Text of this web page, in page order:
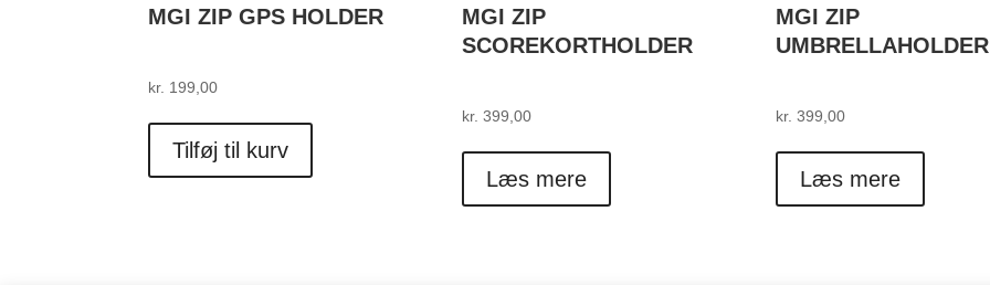
MGI ZIP GPS HOLDER
kr. 199,00
Tilføj til kurv
MGI ZIP
SCOREKORTHOLDER
kr. 399,00
Læs mere
MGI ZIP
UMBRELLAHOLDER
kr. 399,00
Læs mere